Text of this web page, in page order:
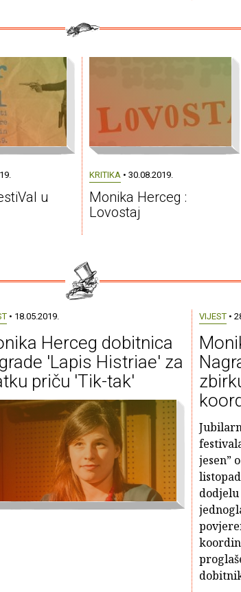
u
KRITIKA • 30.08.2019.
Monika Herceg :
Lovostaj
• 18.05.2019.
Herceg dobitnica
'Lapis Histriae' za
priču 'Tik-tak'
VIJEST•
jesen”